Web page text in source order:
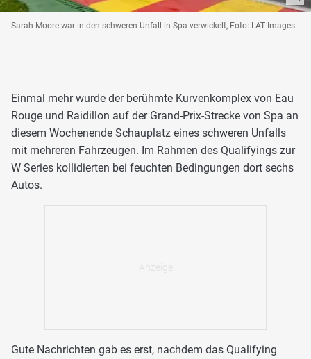
Sarah Moore war in den schweren Unfall in Spa verwickelt, Foto: LAT Images
Einmal mehr wurde der berühmte Kurvenkomplex von Eau
Rouge und Raidillon auf der Grand-Prix-Strecke von Spa an
diesem Wochenende Schauplatz eines schweren Unfalls
mit mehreren Fahrzeugen. Im Rahmen des Qualifyings zur
W Series kollidierten bei feuchten Bedingungen dort sechs
Autos.
Gute Nachrichten gab es erst, nachdem das Qualifying